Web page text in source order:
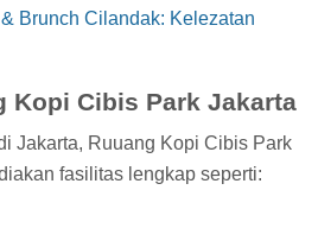
Brunch Cilandak: Kelezatan
Kopi Cibis Park Jakarta
Jakarta, Ruuang Kopi Cibis Park
fasilitas lengkap seperti: